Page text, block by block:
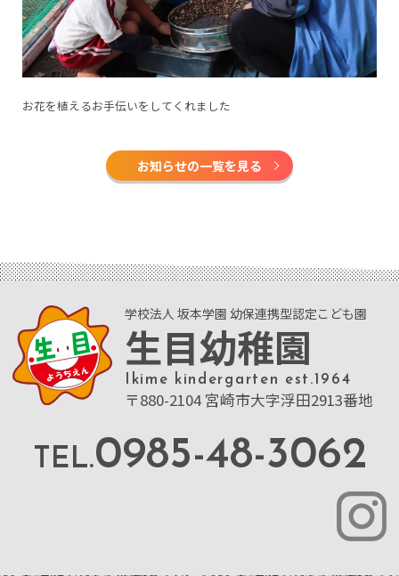
お花を植えるお手伝いをしてくれました
お知らせの一覧を見る
学校法人 坂本学園 幼保連携型認定こども園
生目幼稚園
Ikime kindergarten est.1964
〒880-2104 宮崎市大字浮田2913番地
TEL.0985-48-3062